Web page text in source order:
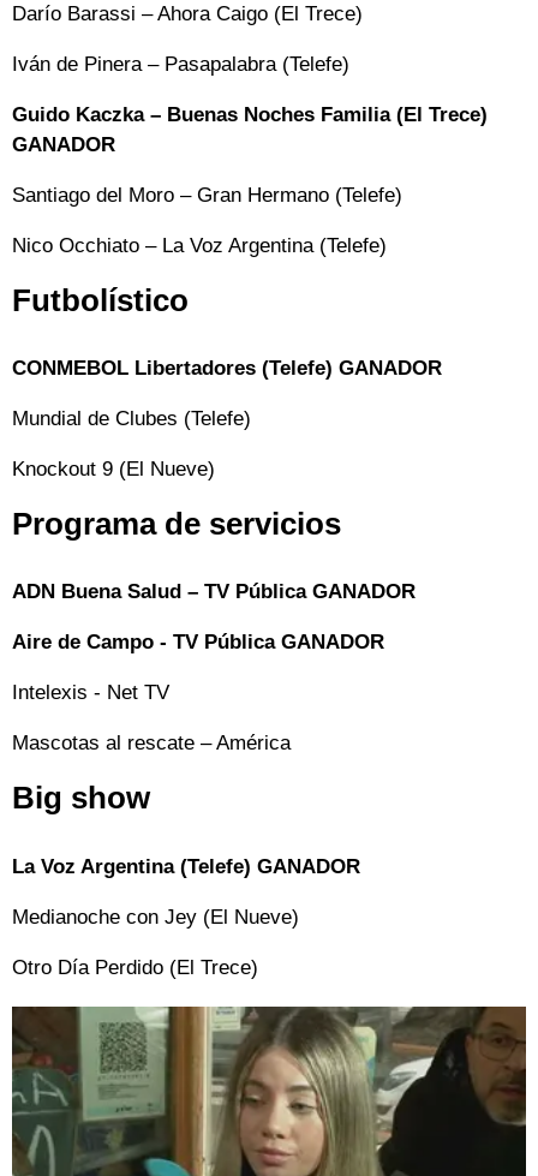
Darío Barassi – Ahora Caigo (El Trece)
Iván de Pinera – Pasapalabra (Telefe)
Guido Kaczka – Buenas Noches Familia (El Trece)
GANADOR
Santiago del Moro – Gran Hermano (Telefe)
Nico Occhiato – La Voz Argentina (Telefe)
Futbolístico
CONMEBOL Libertadores (Telefe) GANADOR
Mundial de Clubes (Telefe)
Knockout 9 (El Nueve)
Programa de servicios
ADN Buena Salud – TV Pública GANADOR
Aire de Campo - TV Pública GANADOR
Intelexis - Net TV
Mascotas al rescate – América
Big show
La Voz Argentina (Telefe) GANADOR
Medianoche con Jey (El Nueve)
Otro Día Perdido (El Trece)